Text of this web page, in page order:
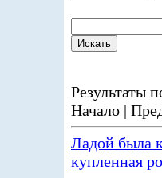
Результаты
Начало |
Ладой была
купленная